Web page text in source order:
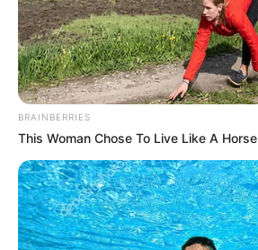
BRAINBERRIES
This Woman Chose To Live Like A Horse